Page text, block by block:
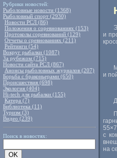
Рубрики новостей:
Рыболовные новости (1368)
Рыболовный спорт (2930)
Новости РСЛ (86)
Положения о соревнованиях (153)
Протоколы соревнований (129)
Отчеты о сревнованиях (211)
Рейтинги (54)
Вокруг рыбалки (1087)
За рубежом (715)
Новости сайта РСЛ (867)
Анонсы рыболовных журналов (207)
Борьба с браконьерами (650)
Происшествия (698)
Экология (404)
Hi-tech для рыбалки (155)
Катера (7)
Библиотека (11)
Туризм (3)
Видео (239)
Поиск в новостях:
и
и
с
на